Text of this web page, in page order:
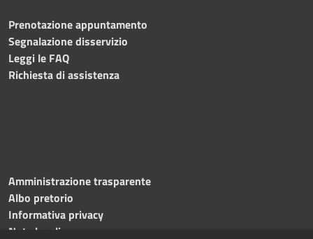
Prenotazione appuntamento
Segnalazione disservizio
Leggi le FAQ
Richiesta di assistenza
Amministrazione trasparente
Albo pretorio
Informativa privacy
Note legali